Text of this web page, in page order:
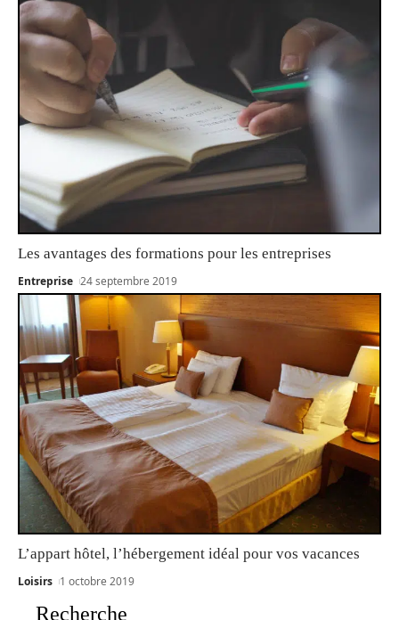
Les avantages des formations pour les entreprises
Entreprise 24 septembre 2019
L’appart hôtel, l’hébergement idéal pour vos vacances
Loisirs 1 octobre 2019
Recherche